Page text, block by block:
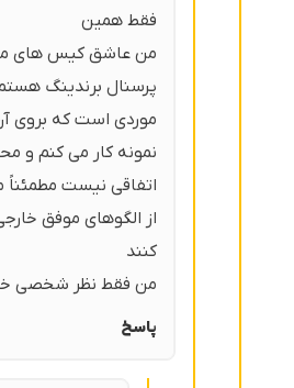
فقط همین
من عاشق کیس های
پرسنال برندینگ
موردی است که بروی
نمونه کار می کنم و
اتفاقی نیست مطمئناً
از الگوهای موفق
کنند
من فقط نظر شخصی
پاسخ